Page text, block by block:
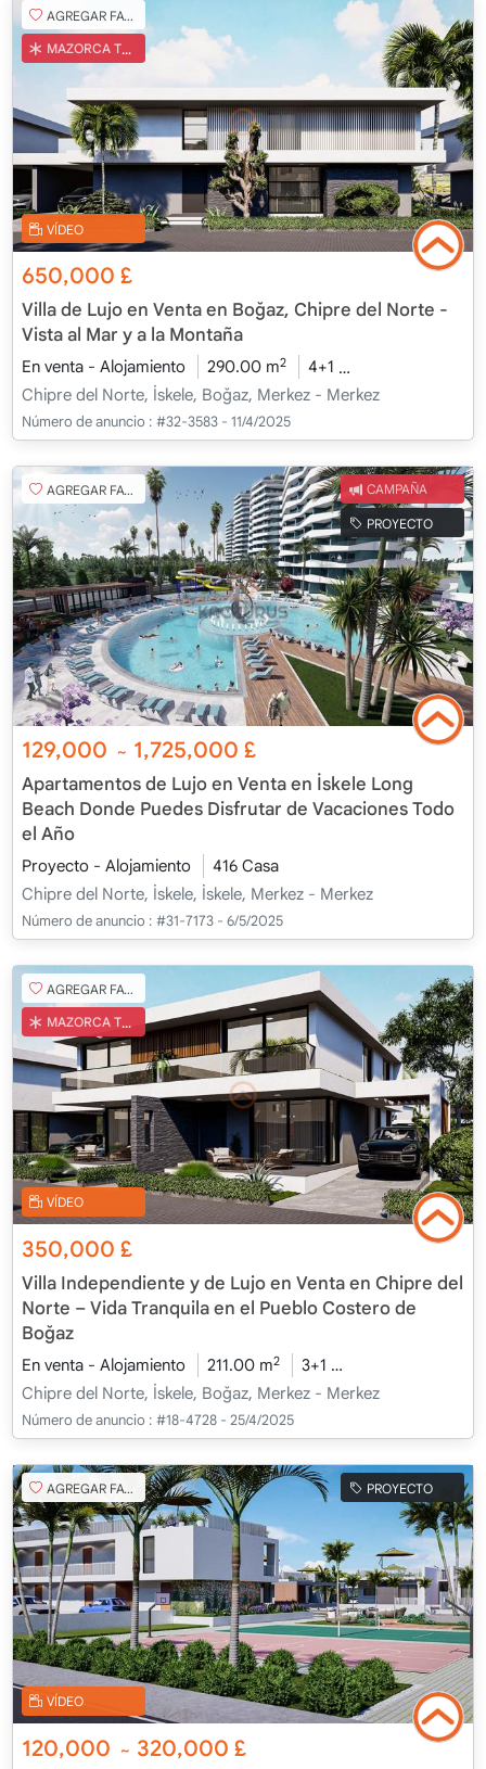
AGREGAR FAVORITO
MAZORCA TURCA
VÍDEO
650,000 £
Villa de Lujo en Venta en Boğaz, Chipre del Norte -
Vista al Mar y a la Montaña
En venta - Alojamiento 290.00 m2 4+1
Chipre del Norte, İskele, Boğaz, Merkez - Merkez
Número de anuncio : #32-3583 - 11/4/2025
AGREGAR FAVORITO CAMPAÑA
PROYECTO
129,000 ~ 1,725,000£
Apartamentos de Lujo en Venta en İskele Long
Beach Donde Puedes Disfrutar de Vacaciones Todo
el Año
Proyecto - Alojamiento
416 Casa
Chipre del Norte, İskele, İskele, Merkez - Merkez
Número de anuncio : #31-7173 - 6/5/2025
AGREGAR FAVORITO
MAZORCA TURCA
VÍDEO
350,000 £
Villa Independiente y de Lujo en Venta en Chipre del
Norte – Vida Tranquila en el Pueblo Costero de
Boğaz
En venta - Alojamiento 211.00 m2 3+1
Chipre del Norte, İskele, Boğaz, Merkez - Merkez
Número de anuncio : #18-4728 - 25/4/2025
AGREGAR FAVORITO PROYECTO
VÍDEO
120,000 ~ 320,000£